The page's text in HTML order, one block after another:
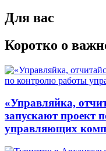
Для вас
Коротко о
«Управляйка,
запускают проект
управляющих